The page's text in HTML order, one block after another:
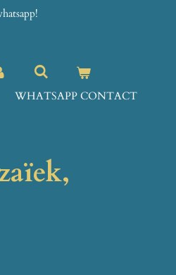
WHATSAPP CONTACT